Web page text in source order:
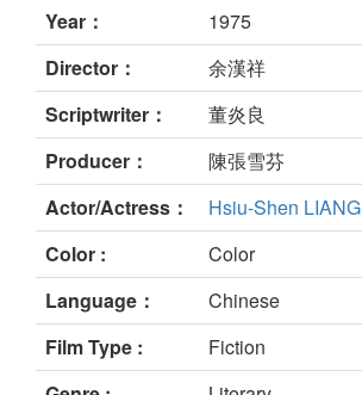
Year：
1975
Director：
余漢祥
Scriptwriter：
董炎良
Producer：
陳張雪芬
Actor/Actress：
Hsiu-Shen LIANG
Color :
Color
Language：
Chinese
Film Type :
Fiction